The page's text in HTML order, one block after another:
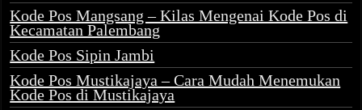
Kode Pos Mangsang – Kilas Mengenai Kode Pos di
Kecamatan Palembang
Kode Pos Sipin Jambi
Kode Pos Mustikajaya – Cara Mudah Menemukan
Kode Pos di Mustikajaya